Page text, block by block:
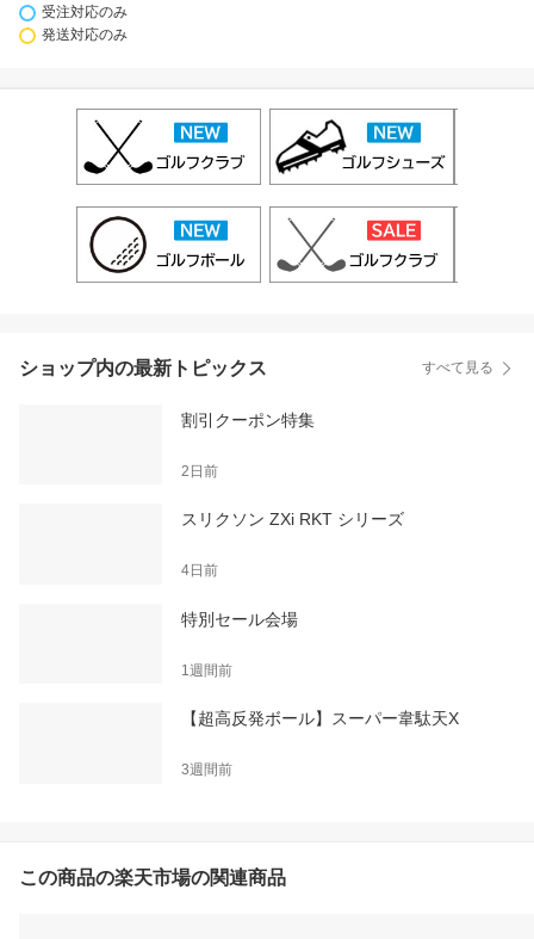
受注対応のみ
発送対応のみ
ショップ内の最新トピックス すべて見る
割引クーポン特集
2日前
スリクソン ZXi RKT シリーズ
4日前
特別セール会場
1週間前
【超高反発ボール】スーパー韋駄天X
3週間前
この商品の楽天市場の関連商品